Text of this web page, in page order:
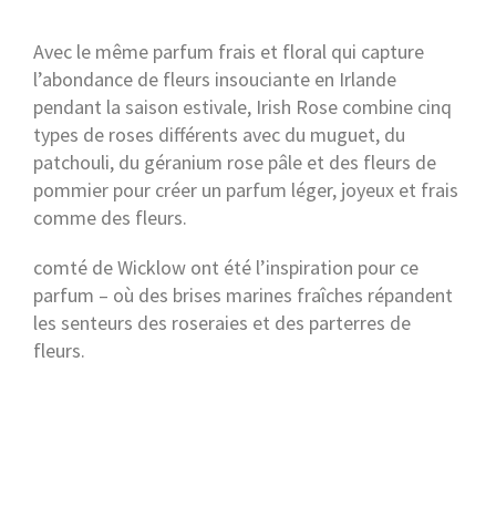
Avec le même parfum frais et floral qui capture
l’abondance de fleurs insouciante en Irlande
pendant la saison estivale, Irish Rose combine cinq
types de roses différents avec du muguet, du
patchouli, du géranium rose pâle et des fleurs de
pommier pour créer un parfum léger, joyeux et frais
comme des fleurs.
comté de Wicklow ont été l’inspiration pour ce
parfum – où des brises marines fraîches répandent
les senteurs des roseraies et des parterres de
fleurs.